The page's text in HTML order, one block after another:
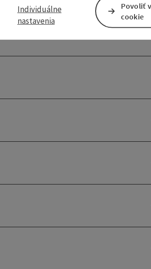
Individuálne
nastavenia
Povoliť
cookie